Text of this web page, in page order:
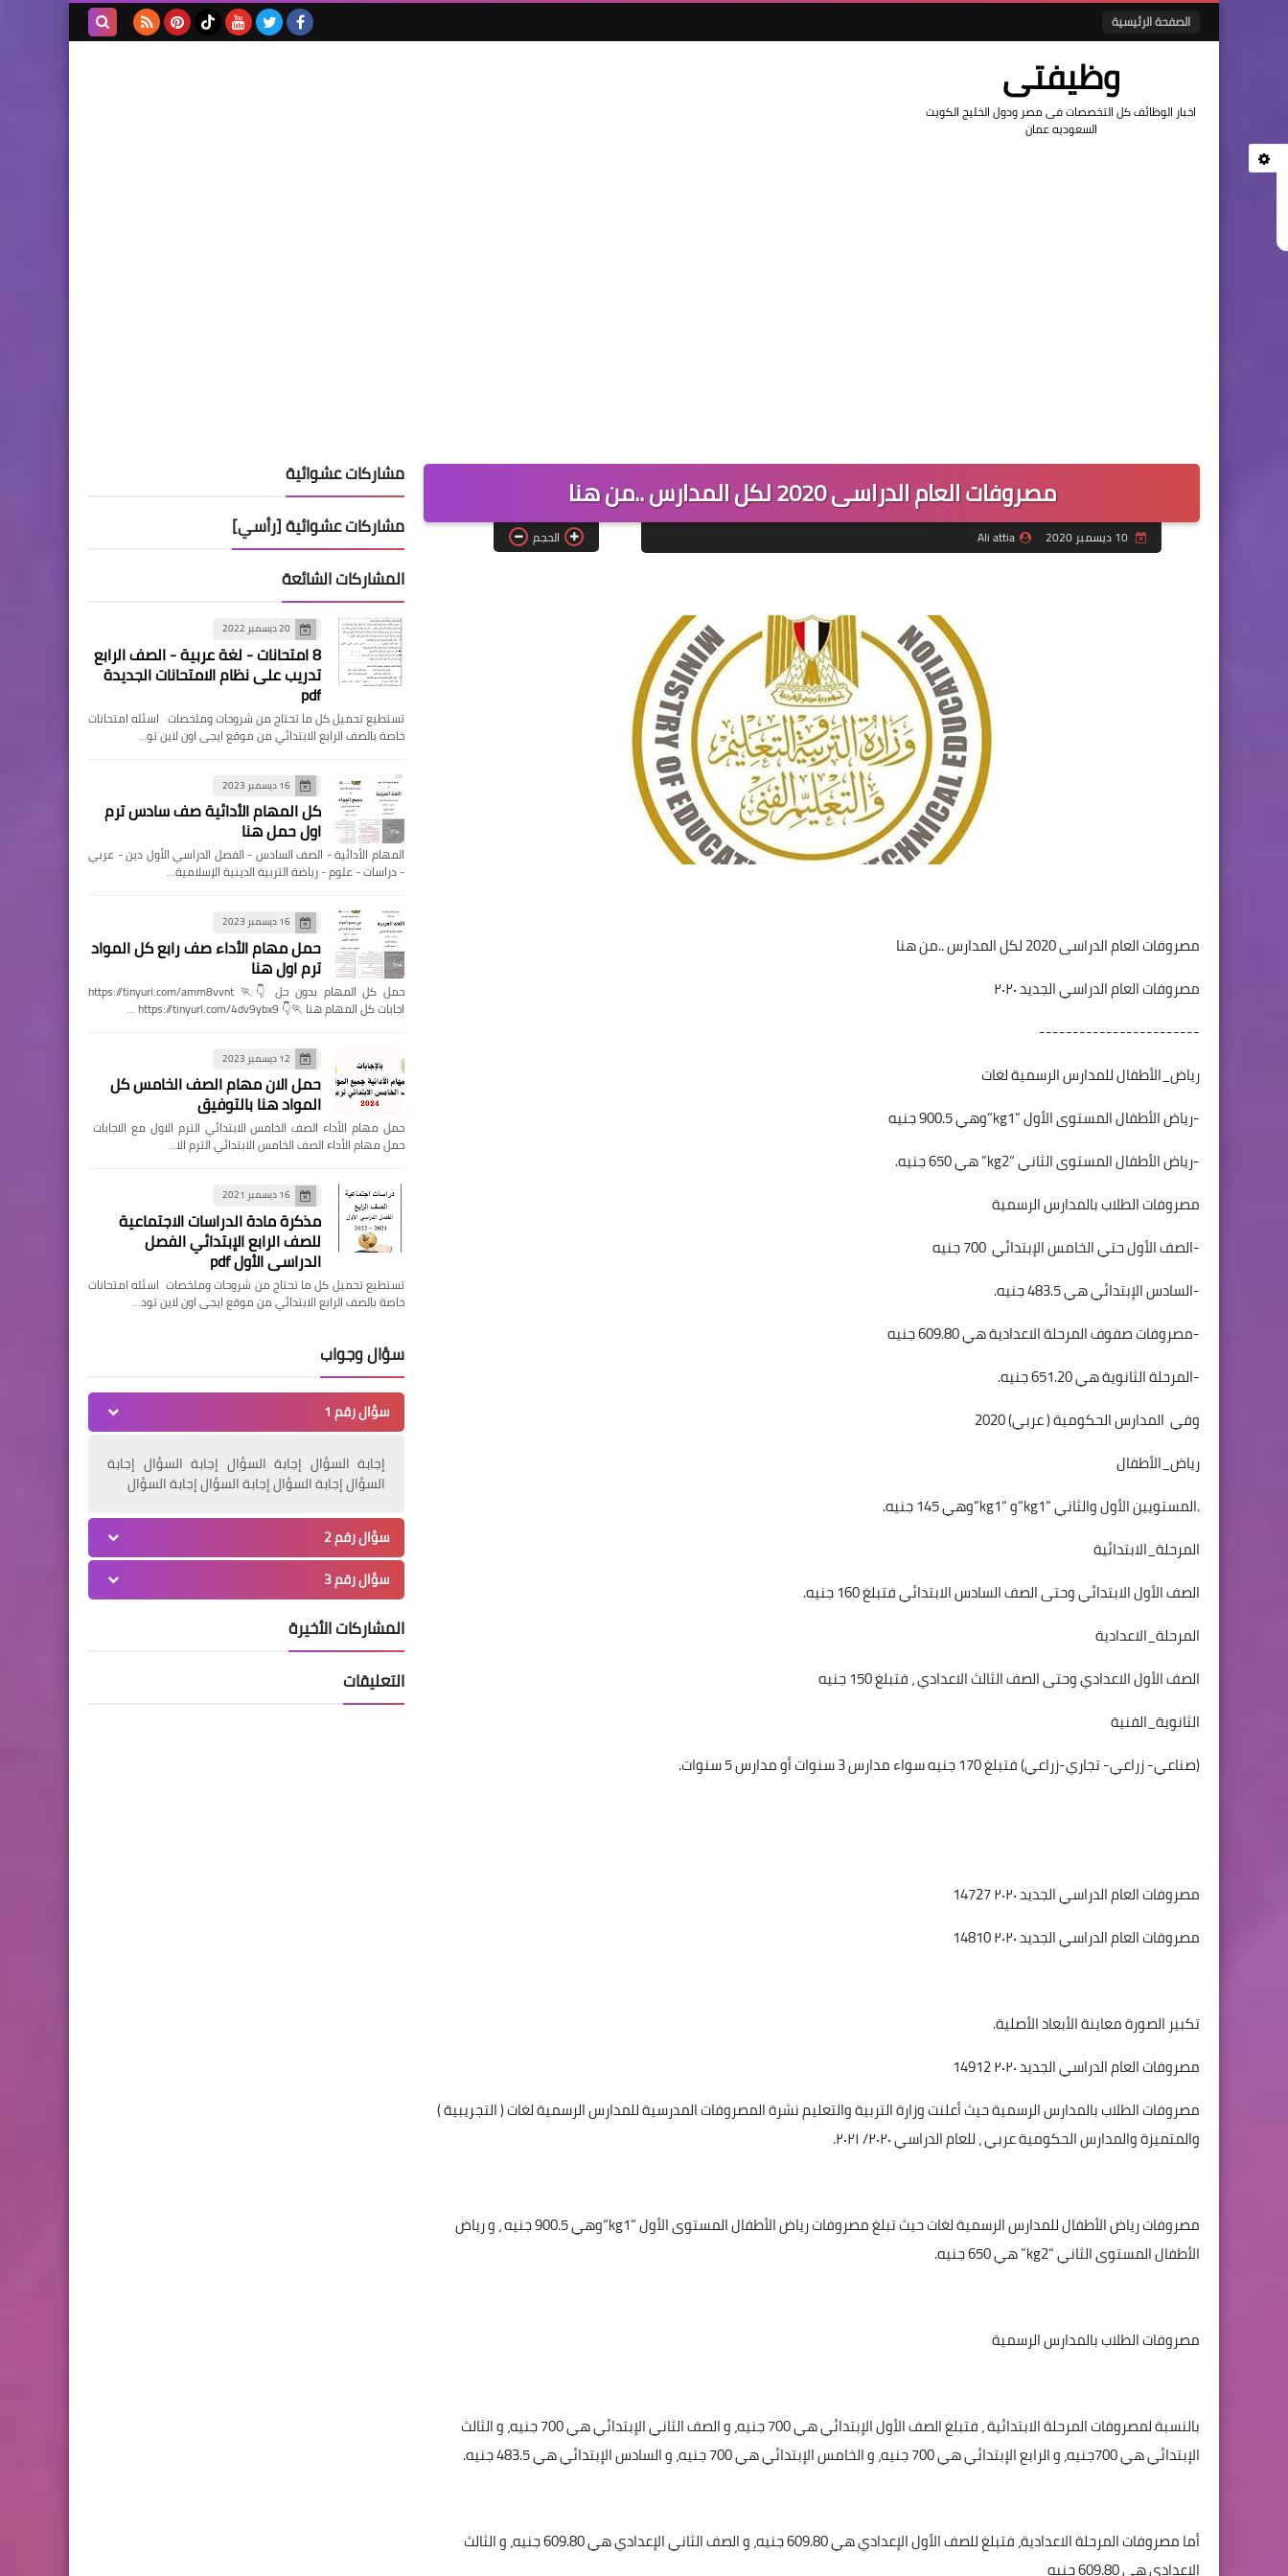
الصفحة الرئيسية
وظيفتى
اخبار الوظائف كل التخصصات فى مصر ودول الخليج الكويت
السعوديه عمان
مصروفات العام الدراسى 2020 لكل المدارس ..من هنا
10 ديسمبر 2020 Ali attia الحجم
مصروفات العام الدراسى 2020 لكل المدارس ..من هنا
مصروفات العام الدراسي الجديد ٢٠٢٠
------------------------
رياض_الأطفال للمدارس الرسمية لغات
-رياض الأطفال المستوى الأول “kg1“وهي 900.5 جنيه
-رياض الأطفال المستوى الثاني “kg2” هي 650 جنيه.
مصروفات الطلاب بالمدارس الرسمية
-الصف الأول حتي الخامس الإبتدائي 700 جنيه
-السادس الإبتدائي هي 483.5 جنيه.
-مصروفات صفوف المرحلة الاعدادية هي 609.80 جنيه
-المرحلة الثانوية هي 651.20 جنيه.
وفي المدارس الحكومية ( عربي) 2020
رياض_الأطفال
.المستويين الأول والثاني “kg1“و “kg1“وهي 145 جنيه.
المرحلة_الابتدائية
الصف الأول الابتدائي وحتى الصف السادس الابتدائي فتبلغ 160 جنيه.
المرحلة_الاعدادية
الصف الأول الاعدادي وحتى الصف الثالث الاعدادي ، فتبلغ 150 جنيه
الثانوية_الفنية
(صناعي- زراعي- تجاري-زراعي) فتبلغ 170 جنيه سواء مدارس 3 سنوات أو مدارس 5 سنوات.
مصروفات العام الدراسي الجديد ٢٠٢٠ 14727
مصروفات العام الدراسي الجديد ٢٠٢٠ 14810
تكبير الصورة معاينة الأبعاد الأصلية.
مصروفات العام الدراسي الجديد ٢٠٢٠ 14912
مصروفات الطلاب بالمدارس الرسمية حيث أعلنت وزارة التربية والتعليم نشرة المصروفات المدرسية للمدارس الرسمية لغات ( التجريبية )
والمتميزة والمدارس الحكومية عربي ، للعام الدراسي ٢٠٢٠/ ٢٠٢١.
مصروفات رياض الأطفال للمدارس الرسمية لغات حيث تبلغ مصروفات رياض الأطفال المستوى الأول “kg1
“وهي 900.5 جنيه ، و رياض
الأطفال المستوى الثاني “kg2” هي 650 جنيه.
مصروفات الطلاب بالمدارس الرسمية
بالنسبة لمصروفات المرحلة الابتدائية ، فتبلغ الصف الأول الإبتدائي هي 700 جنيه، و الصف الثاني الإبتدائي هي 700 جنيه، و الثالث
الإبتدائي هي 700جنيه، و الرابع الإبتدائي هي 700 جنيه، و الخامس الإبتدائي هي 700 جنيه، و السادس الإبتدائي هي 483.5 جنيه.
أما مصروفات المرحلة الاعدادية، فتبلغ للصف الأول الإعدادي هي 609.80 جنيه، و الصف الثاني الإعدادي هي 609.80 جنيه، و الثالث
الإعدادي هي 609.80 جنيه
مشاركات عشوائية
مشاركات عشوائية [رأسي]
المشاركات الشائعة
20 ديسمبر 2022
8 امتحانات - لغة عربية - الصف الرابع
تدريب على نظام الامتحانات الجديدة
pdf
تستطيع تحميل كل ما تحتاج من شروحات وملخصات اسئله امتحانات
خاصة بالصف الرابع الابتدائي من موقع ايجى اون لاين تو…
16 ديسمبر 2023
كل المهام الأدائية صف سادس ترم
اول حمل هنا
المهام الأدائية - الصف السادس - الفصل الدراسي الأول دين - عربي
- دراسات - علوم - رياضة التربية الدينية الإسلامية…
16 ديسمبر 2023
حمل مهام الأداء صف رابع كل المواد
ترم اول هنا
حمل كل المهام بدون حل 👇🏃 https://tinyurl.com/amm8vvnt
اجابات كل المهام هنا 🏃👇 https://tinyurl.com/4dv9ybx9 …
12 ديسمبر 2023
حمل الان مهام الصف الخامس كل
المواد هنا بالتوفيق
حمل مهام الأداء الصف الخامس الابتدائي الترم الاول مع الاجابات
حمل مهام الأداء الصف الخامس الابتدائي الترم الا…
16 ديسمبر 2021
مذكرة مادة الدراسات الاجتماعية
للصف الرابع الإبتدائي الفصل
الدراسي الأول pdf
تستطيع تحميل كل ما تحتاج من شروحات وملخصات اسئله امتحانات
خاصة بالصف الرابع الابتدائي من موقع ايجى اون لاين تود…
سؤال وجواب
سؤال رقم 1
إجابة السؤال إجابة السؤال إجابة السؤال إجابة
السؤال إجابة السؤال إجابة السؤال إجابة السؤال
سؤال رقم 2
سؤال رقم 3
المشاركات الأخيرة
التعليقات